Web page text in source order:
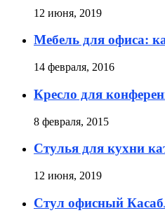
12 июня, 2019
Мебель для офиса:
14 февраля, 2016
Кресло для
8 февраля, 2015
Стулья для кухни
12 июня, 2019
Стул офисный